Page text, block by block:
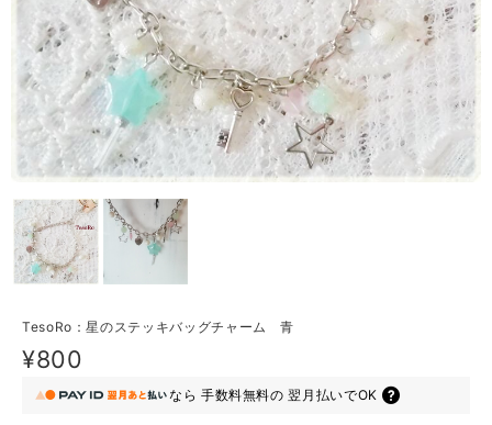
TesoRo：星のステッキバッグチャーム 青
¥800
なら 手数料無料の 翌月払いでOK